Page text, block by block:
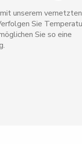
unserem vernetzten
Sie
Sie so eine